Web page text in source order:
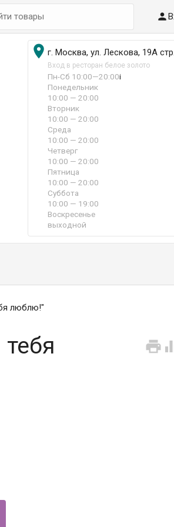

 г. Москва, ул. Лескова, 19А
Вход в ресторан белое золото
Пн-Сб 10:00—20:00i
Понедельник
10:00 — 20:00
Вторник
10:00 — 20:00
Среда
10:00 — 20:00
Четверг
10:00 — 20:00
Пятница
10:00 — 20:00
Суббота
10:00 — 19:00
Воскресенье
выходной
люблю!"
